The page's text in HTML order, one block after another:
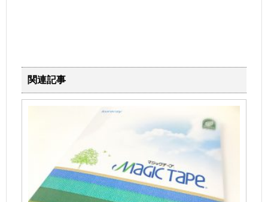
関連記事